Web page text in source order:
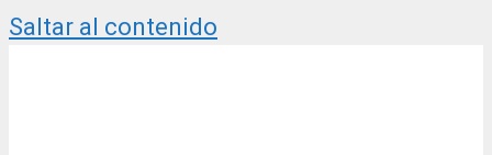
Saltar al contenido